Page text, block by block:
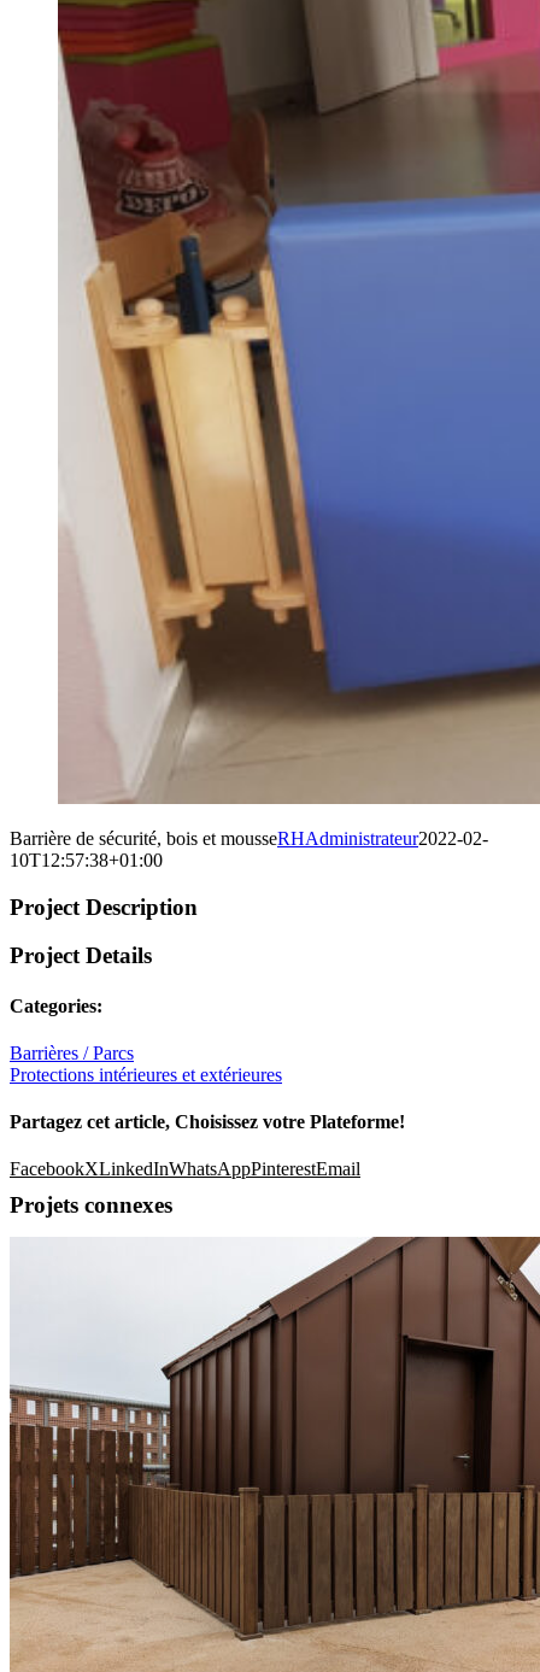
Barrière de sécurité, bois et mousseRHAdministrateur2022-02-
10T12:57:38+01:00
Project Description
Project Details
Categories:
Barrières / Parcs
Protections intérieures et extérieures
Partagez cet article, Choisissez votre Plateforme!
FacebookXLinkedInWhatsAppPinterestEmail
Projets connexes